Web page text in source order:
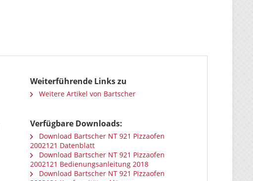
Weiterführende Links zu
Weitere Artikel von Bartscher
Verfügbare Downloads:
Download Bartscher NT 921 Pizzaofen
2002121 Datenblatt
Download Bartscher NT 921 Pizzaofen
2002121 Bedienungsanleitung 2018
Download Bartscher NT 921 Pizzaofen